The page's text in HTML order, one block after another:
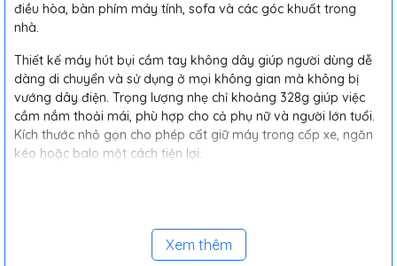
điều hòa, bàn phím máy tính, sofa và các góc khuất trong
nhà.
Thiết kế máy hút bụi cầm tay không dây giúp người dùng dễ
dàng di chuyển và sử dụng ở mọi không gian mà không bị
vướng dây điện. Trọng lượng nhẹ chỉ khoảng 328g giúp việc
cầm nắm thoải mái, phù hợp cho cả phụ nữ và người lớn tuổi.
Kích thước nhỏ gọn cho phép cất giữ máy trong cốp xe, ngăn
kéo hoặc balo một cách tiện lợi.
dễ dàng sạc bằng củ sạc điện thoại, pin dự phòng hoặc cổng
Xem thêm